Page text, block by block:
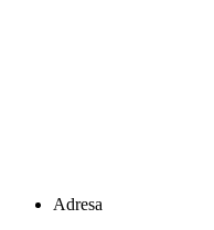
Adresa